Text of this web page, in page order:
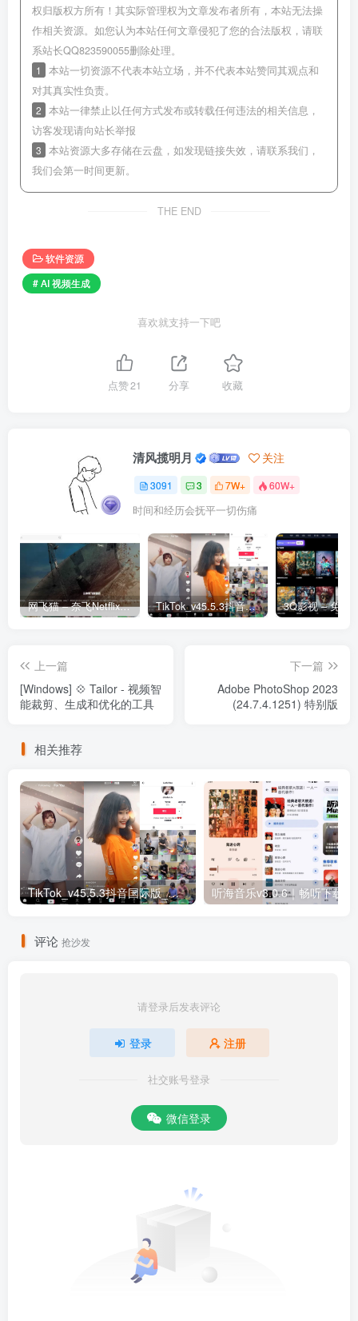
权归版权方所有！其实际管理权为文章发布者所有，本站无法操
作相关资源。如您认为本站任何文章侵犯了您的合法版权，请联
系站长QQ823590055删除处理。
1
本站一切资源不代表本站立场，并不代表本站赞同其观点和
对其真实性负责。
2 本站一律禁止以任何方式发布或转载任何违法的相关信息，
访客发现请向站长举报
3 本站资源大多存储在云盘，如发现链接失效，请联系我们，
我们会第一时间更新。
THE END
软件资源
# AI 视频生成
喜欢就支持一下吧
点赞21 分享 收藏
清风揽明月 关注
3091 3 7W+ 60W+
时间和经历会抚平一切伤痛
网飞猫 – 奈飞Netflix免费看 TikTok_v45.5.3抖音国际版_免拔卡解锁全球版
上一篇
[Windows] 💠 Tailor - 视频智
能裁剪、生成和优化的工具
下一篇
Adobe PhotoShop 2023
(24.7.4.1251) 特别版
相关推荐
TikTok_v45.5.3抖音国际版_免拔卡解锁全球版
评论 抢沙发
请登录后发表评论
登录 注册
社交账号登录
微信登录